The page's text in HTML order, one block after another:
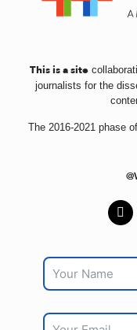
This is a site
journalists for the
The 2016-2021 phase